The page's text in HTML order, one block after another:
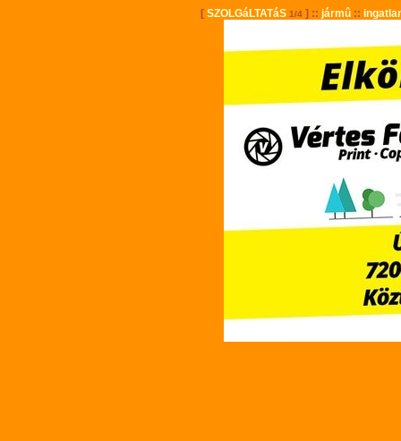
[ SZOLGáLTATáS 1/4] :: jármû::